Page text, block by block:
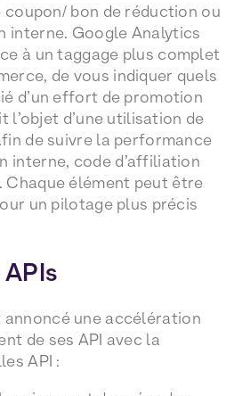
coupon/ bon de réduction ou
interne. Google Analytics
à un taggage plus complet
de vous indiquer quels
d’un effort de promotion
d’une utilisation de
de suivre la performance
interne, code d’affiliation
Chaque élément peut être
un pilotage plus précis
une accélération
de ses API avec la
API :